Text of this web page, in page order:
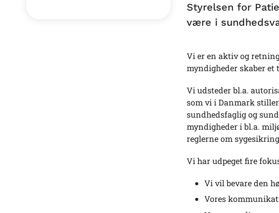
Styrelsen for
være i
Vi er en aktiv og
myndigheder skaber
Vi udsteder bl.a.
som vi i Danmark
sundhedsfaglig og
myndigheder i bl.a.
reglerne om
Vi har udpeget fire
Vi vil bevare den
Vores